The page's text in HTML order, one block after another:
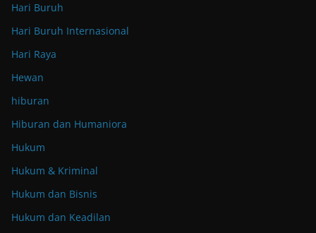
Hari Buruh
Hari Buruh Internasional
Hari Raya
Hewan
hiburan
Hiburan dan Humaniora
Hukum
Hukum & Kriminal
Hukum dan Bisnis
Hukum dan Keadilan